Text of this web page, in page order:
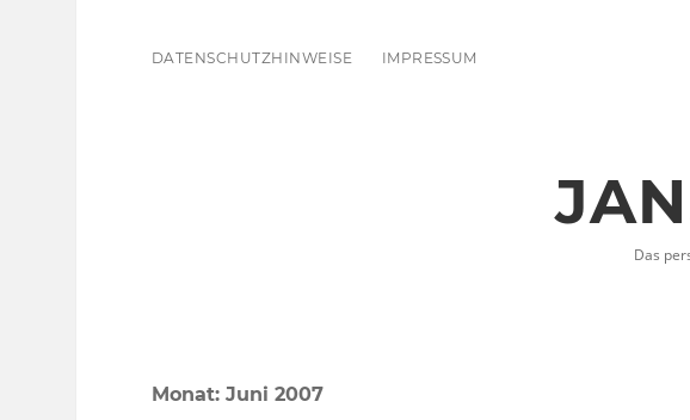
DATENSCHUTZHINWEISE IMPRESSUM
Das
Monat: Juni 2007